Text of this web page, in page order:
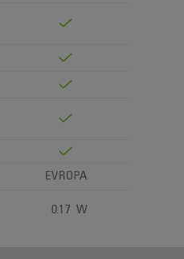
EVROPA
0.17 W